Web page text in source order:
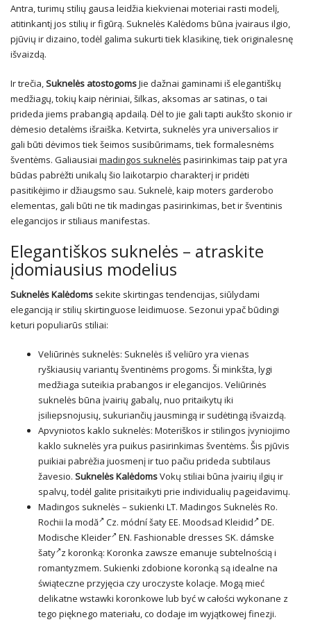
Antra, turimų stilių gausa leidžia kiekvienai moteriai rasti modelį,
atitinkantį jos stilių ir figūrą. Suknelės Kalėdoms būna įvairaus ilgio,
pjūvių ir dizaino, todėl galima sukurti tiek klasikinę, tiek originalesnę
išvaizdą.
Ir trečia,Suknelės atostogomsJie dažnai gaminami iš elegantiškų
medžiagų, tokių kaip nėriniai, šilkas, aksomas ar satinas, o tai
prideda jiems prabangią apdailą. Dėl to jie gali tapti aukšto skonio ir
dėmesio detalėms išraiška. Ketvirta, suknelės yra universalios ir
gali būti dėvimos tiek šeimos susibūrimams, tiek formalesnėms
šventėms. Galiausiai madingos suknelės pasirinkimas taip pat yra
būdas pabrėžti unikalų šio laikotarpio charakterį ir pridėti
pasitikėjimo ir džiaugsmo sau. Suknelė, kaip moters garderobo
elementas, gali būti ne tik madingas pasirinkimas, bet ir šventinis
elegancijos ir stiliaus manifestas.
Elegantiškos suknelės – atraskite
įdomiausius modelius
Suknelės Kalėdoms sekite skirtingas tendencijas, siūlydami
eleganciją ir stilių skirtinguose leidimuose. Sezonui ypač būdingi
keturi populiarūs stiliai:
Veliūrinės suknelės: Suknelės iš veliūro yra vienas
ryškiausių variantų šventinėms progoms. Ši minkšta, lygi
medžiaga suteikia prabangos ir elegancijos. Veliūrinės
suknelės būna įvairių gabalų, nuo pritaikytų iki
įsiliepsnojusių, sukuriančių jausmingą ir sudėtingą išvaizdą.
Apvyniotos kaklo suknelės: Moteriškos ir stilingos įvyniojimo
kaklo suknelės yra puikus pasirinkimas šventėms. Šis pjūvis
puikiai pabrėžia juosmenį ir tuo pačiu prideda subtilaus
žavesio. Suknelės KalėdomsVokų stiliai būna įvairių ilgių ir
spalvų, todėl galite prisitaikyti prie individualių pageidavimų.
Madingos suknelės – sukienki LT. Madingos Suknelės Ro.
Rochii la modă
Cz. módní šaty EE. Moodsad Kleidid
DE.
Modische Kleider
EN. Fashionable dresses SK. dámske
šaty z koronką: Koronka zawsze emanuje subtelnością i
romantyzmem. Sukienki zdobione koronką są idealne na
świąteczne przyjęcia czy uroczyste kolacje. Mogą mieć
delikatne wstawki koronkowe lub być w całości wykonane z
tego pięknego materiału, co dodaje im wyjątkowej finezji.